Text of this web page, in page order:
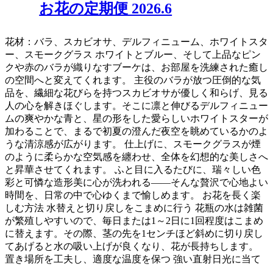
お花の定期便 2026.6
花材：バラ、スカビオサ、デルフィニューム、ホワイトスタ
ー、スモークグラス ホワイトとブルー、そして上品なピン
クや赤のバラが織りなすブーケは、お部屋を洗練された癒し
の空間へと変えてくれます。 主役のバラが放つ圧倒的な気
品を、繊細な花びらを持つスカビオサが優しく和らげ、見る
人の心を解きほぐします。そこに凛と伸びるデルフィニュー
ムの爽やかな青と、星の形をした愛らしいホワイトスターが
加わることで、まるで初夏の澄んだ夜空を眺めているかのよ
うな清涼感が広がります。 仕上げに、スモークグラスが煙
のように柔らかな空気感を纏わせ、全体を幻想的な美しさへ
と昇華させてくれます。 ふと目に入るたびに、瑞々しい色
彩と可憐な造形美に心が洗われる――そんな贅沢で心地よい
時間を、日常の中で心ゆくまで愉しめます。 お花を長く楽
しむ方法 水替えと切り戻しをこまめに行う 花瓶の水は雑菌
が繁殖しやすいので、毎日または1～2日に1回程度はこまめ
に替えます。その際、茎の先を1センチほど斜めに切り戻し
てあげると水の吸い上げが良くなり、花が長持ちします。
置き場所を工夫し、適度な温度を保つ 強い直射日光に当て